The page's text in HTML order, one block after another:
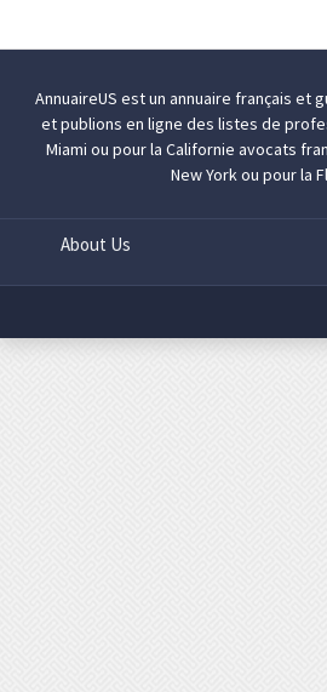
AnnuaireUS est un annuaire français et
et publions en ligne des listes de
Miami ou pour la Californieavocats
New Yorkou pour la
About Us